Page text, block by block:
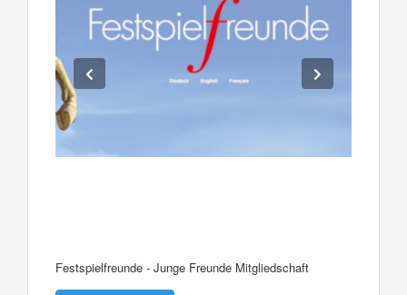
Festspielfreunde - Junge Freunde Mitgliedschaft